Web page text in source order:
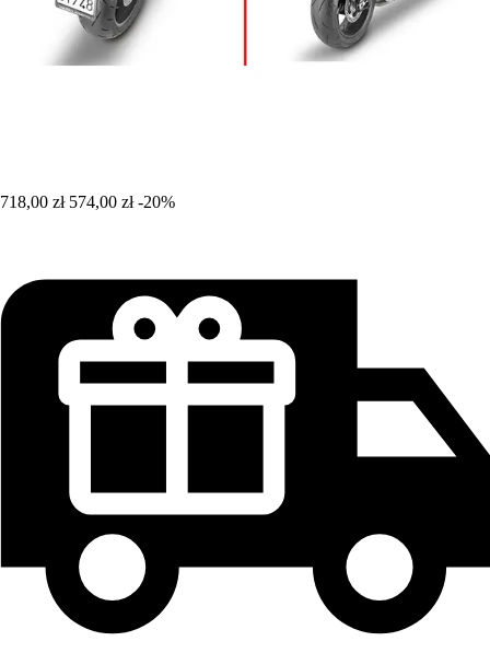
718,00 zł 574,00 zł -20%